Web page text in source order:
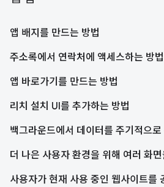
앱 배지를 만드는 방법
주소록에서 연락처에 액세스하는 방법
앱 바로가기를 만드는 방법
리치 설치 UI를 추가하는 방법
백그라운드에서 데이터를 주기적으
더 나은 사용자 환경을 위해 여러 화
사용자가 현재 사용 중인 웹사이트를